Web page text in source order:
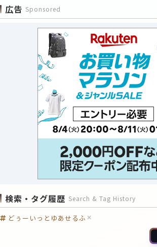
広告 Sponsored
検索・タグ履歴 Search & Tag History
どぅーいっとゆあせるふ